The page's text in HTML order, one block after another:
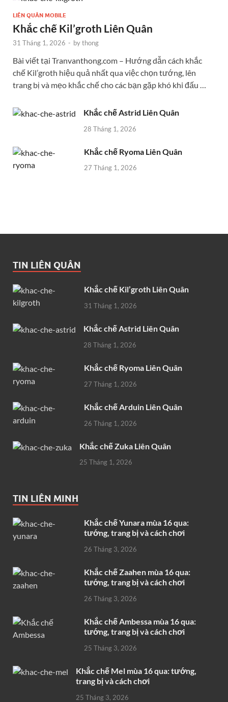
LIÊN QUÂN MOBILE
Khắc chế Kil’groth Liên Quân
31 Tháng 1, 2026 - bythong
Bài viết tại Tranvanthong.com – Hướng dẫn cách khắc
chế Kil’groth hiệu quả nhất qua việc chọn tướng, lên
trang bị và mẹo khắc chế cho các bạn gặp khó khi đấu …
Khắc chế Astrid Liên Quân
28 Tháng 1, 2026
Khắc chế Ryoma Liên Quân
27 Tháng 1, 2026
TIN LIÊN QUÂN
Khắc chế Kil’groth Liên Quân
31 Tháng 1, 2026
Khắc chế Astrid Liên Quân
28 Tháng 1, 2026
Khắc chế Ryoma Liên Quân
27 Tháng 1, 2026
Khắc chế Arduin Liên Quân
26 Tháng 1, 2026
Khắc chế Zuka Liên Quân
25 Tháng 1, 2026
TIN LIÊN MINH
Khắc chế Yunara mùa 16 qua:
tướng, trang bị và cách chơi
26 Tháng 3, 2026
Khắc chế Zaahen mùa 16 qua:
tướng, trang bị và cách chơi
26 Tháng 3, 2026
Khắc chế Ambessa mùa 16 qua:
tướng, trang bị và cách chơi
25 Tháng 3, 2026
Khắc chế Mel mùa 16 qua: tướng,
trang bị và cách chơi
25 Tháng 3, 2026